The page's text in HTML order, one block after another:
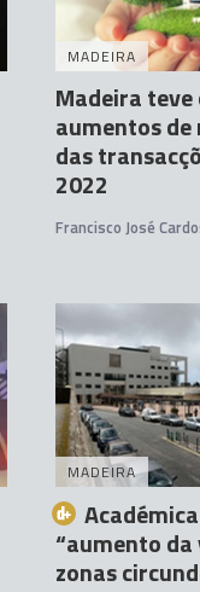
MADEIRA
Madeira
aumentos
das
2022
Francisco José
MADEIRA
“aumento
zonas